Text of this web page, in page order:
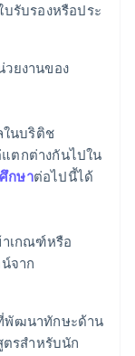
รับรองหรือประ
ยงานของ
นบริติช
ตกต่างกันไปใน
กษาต่อไปนี้ได้
าเกณฑ์หรือ
จาก
พัฒนาทักษะด้าน
ตรสําหรับนัก